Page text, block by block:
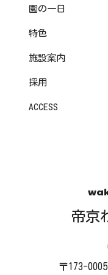
園の一日
特色
施設案内
採用
ACCESS
帝京
〒173-